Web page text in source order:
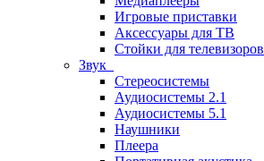
Игровые приставки
Аксессуары для ТВ
Стойки для телевизоров
Звук
Стереосистемы
Аудиосистемы 2.1
Аудиосистемы 5.1
Наушники
Плеера